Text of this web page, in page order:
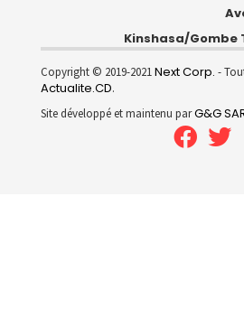
Kinshasa/Gombe
Copyright © 2019-2021Next Corp. -
Actualite.CD.
Site développé et maintenu parG&G